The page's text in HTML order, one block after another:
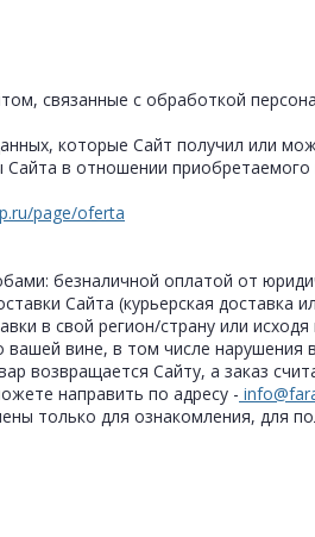
связанные с обработкой
которые Сайт получил или
в отношении
page/oferta
безналичной оплатой от
Сайта (курьерская доставка
в свой регион/страну или исходя
вине, в том числе
возвращается Сайту, а заказ
направить по адресу -
только для ознакомления, для